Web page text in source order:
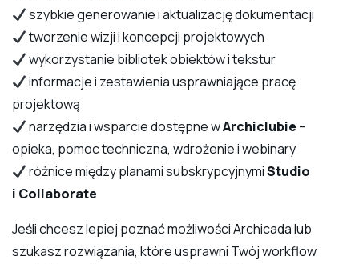
szybkie generowanie i aktualizację dokumentacji
tworzenie wizji i koncepcji projektowych
wykorzystanie bibliotek obiektów i tekstur
informacje i zestawienia usprawniające pracę
projektową
narzędzia i wsparcie dostępne wArchiclubie –
opieka, pomoc techniczna, wdrożenie i webinary
różnice między planami subskrypcyjnymiStudio
i Collaborate
Jeśli chcesz lepiej poznać możliwości Archicada lub
szukasz rozwiązania, które usprawni Twój workflow